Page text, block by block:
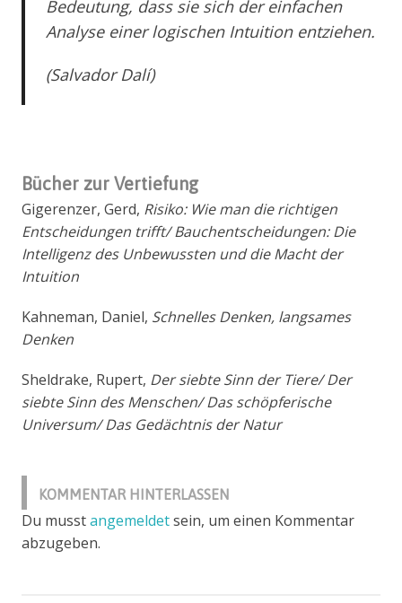
Bedeutung, dass sie sich der einfachen
Analyse einer logischen Intuition entziehen.
(Salvador Dalí)
Bücher zur Vertiefung
Gigerenzer, Gerd, Risiko: Wie man die richtigen
Entscheidungen trifft/ Bauchentscheidungen: Die
Intelligenz des Unbewussten und die Macht der
Intuition
Kahneman, Daniel, Schnelles Denken, langsames
Denken
Sheldrake, Rupert, Der siebte Sinn der Tiere/ Der
siebte Sinn des Menschen/ Das schöpferische
Universum/ Das Gedächtnis der Natur
Frühwarnsystem
Instinkt
Intuition
KOMMENTAR HINTERLASSEN
Du musstangemeldetsein, um einen Kommentar
abzugeben.